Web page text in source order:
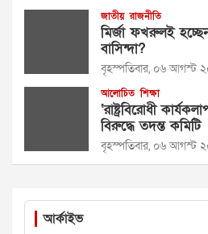
জাতীয় রাজনীতি
মির্জা ফখরুলই
বাসিন্দা?
বৃহস্পতিবার, ০৬ আগস্ট
আলোচিত শিক্ষা
‘রাষ্ট্রবিরোধী
বিরুদ্ধে তদন্ত কমিটি
বৃহস্পতিবার, ০৬ আগস্ট
আর্কাইভ